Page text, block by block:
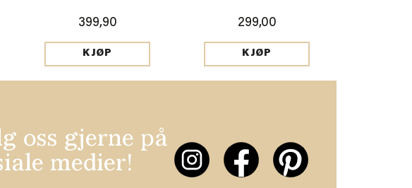
399,90
KJØP
299,00
KJØP
oss gjerne på
medier!